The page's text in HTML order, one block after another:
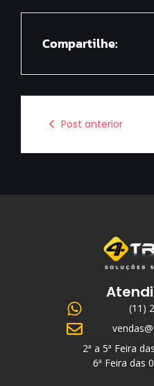
Compartilhe:
Post anterior
(11)
2ª a 5ª Feira
6ª Feira das